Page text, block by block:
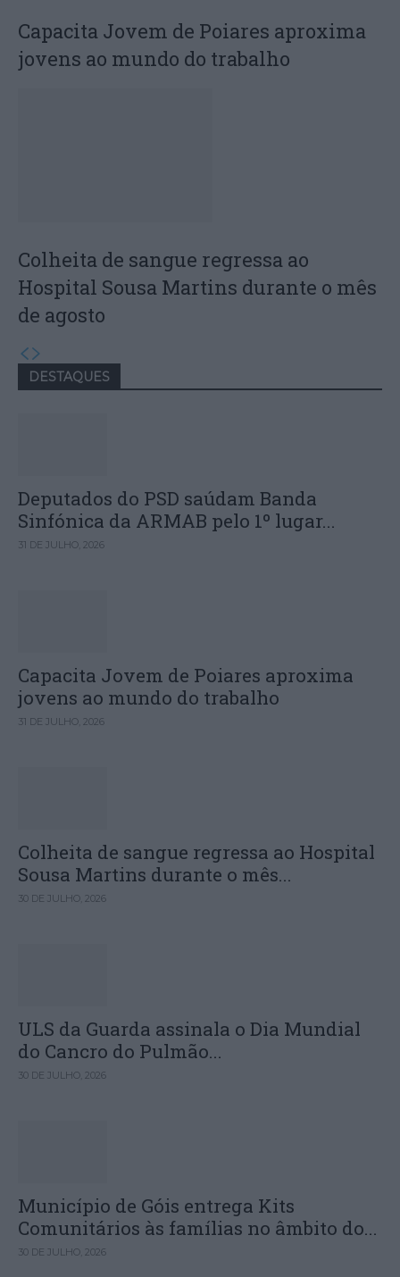
Capacita Jovem de Poiares aproxima
jovens ao mundo do trabalho
Colheita de sangue regressa ao
Hospital Sousa Martins durante o mês
de agosto
DESTAQUES
Deputados do PSD saúdam Banda
Sinfónica da ARMAB pelo 1º lugar...
31 DE JULHO, 2026
Capacita Jovem de Poiares aproxima
jovens ao mundo do trabalho
31 DE JULHO, 2026
Colheita de sangue regressa ao Hospital
Sousa Martins durante o mês...
30 DE JULHO, 2026
ULS da Guarda assinala o Dia Mundial
do Cancro do Pulmão...
30 DE JULHO, 2026
Município de Góis entrega Kits
Comunitários às famílias no âmbito do...
30 DE JULHO, 2026